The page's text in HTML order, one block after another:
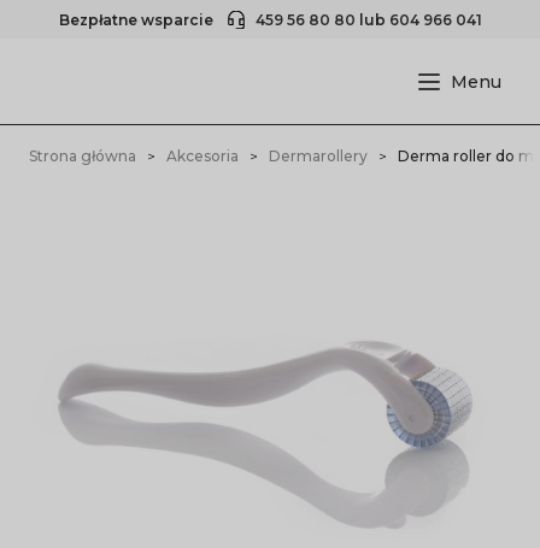
Bezpłatne wsparcie 459 56 80 80 lub 604 966 041
Strona główna Akcesoria Dermarollery Derma roller do